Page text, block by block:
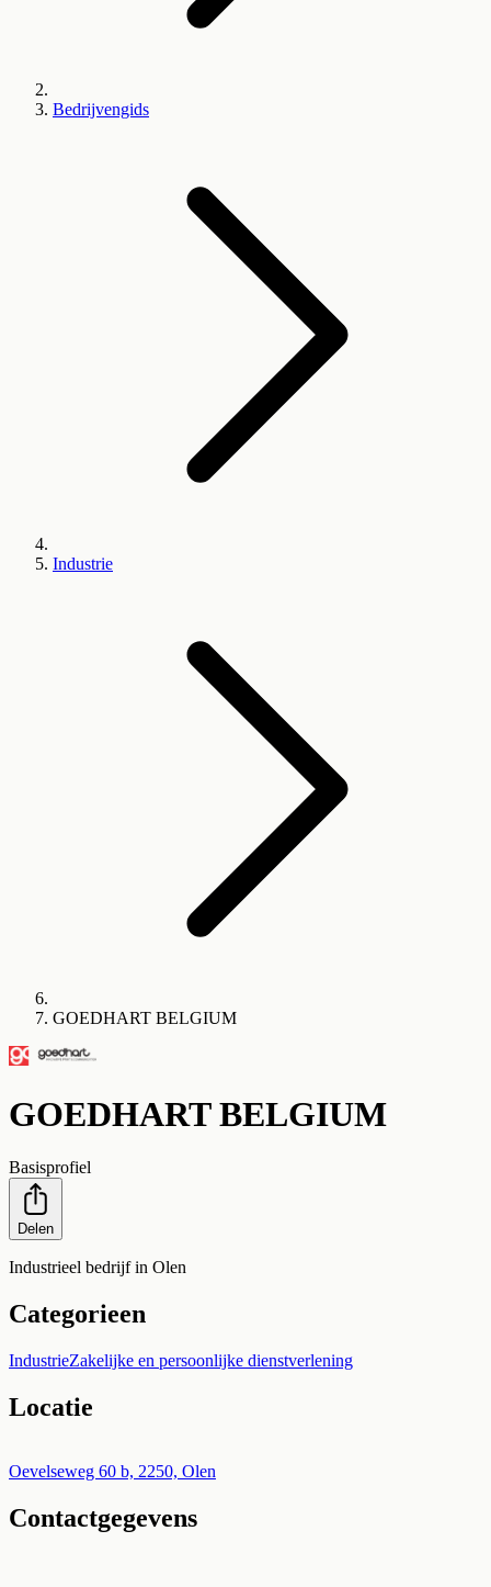
Bedrijvengids
Industrie
GOEDHART BELGIUM
GOEDHART BELGIUM
Basisprofiel
Delen
Industrieel bedrijf in Olen
Categorieen
IndustrieZakelijke en persoonlijke dienstverlening
Locatie
+
−
Oevelseweg 60 b, 2250, Olen
Contactgegevens